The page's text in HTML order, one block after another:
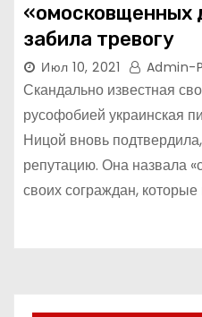
«омосковщенных
забила тревогу
Июл 10, 2021 Admin-
Скандально известная
русофобией украинская
Ницой вновь
репутацию. Она назвала
своих сограждан,